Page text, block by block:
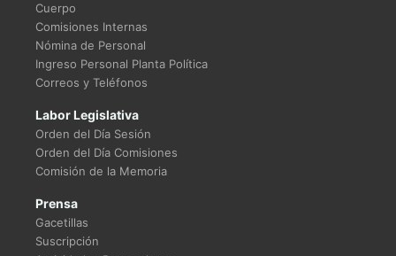
Cuerpo
Comisiones Internas
Nómina de Personal
Ingreso Personal Planta Política
Correos y Teléfonos
Labor Legislativa
Orden del Día Sesión
Orden del Día Comisiones
Comisión de la Memoria
Prensa
Gacetillas
Suscripción